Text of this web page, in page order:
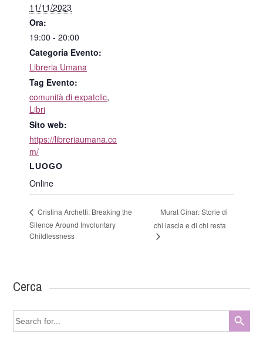
11/11/2023
Ora:
19:00 - 20:00
Categoria Evento:
Libreria Umana
Tag Evento:
comunità di expatclic,
Libri
Sito web:
https://libreriaumana.co
m/
LUOGO
Online
Cristina Archetti: Breaking the
Silence Around Involuntary
Childlessness
Murat Cinar: Storie di
chi lascia e di chi resta
Cerca
Search
for:
Search Button